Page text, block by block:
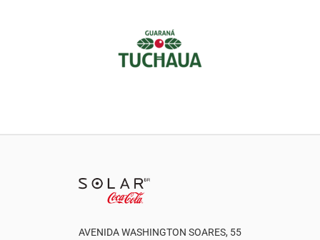
AVENIDA WASHINGTON SOARES, 55